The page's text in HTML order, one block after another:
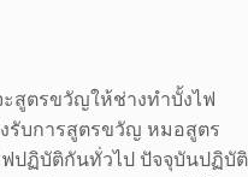
สูตรขวัญให้ช่างทำบั้งไฟ
รับการสูตรขวัญ หมอสูตร
ปฏิบัติกันทั่วไป ปัจจุบันปฏิบัติ